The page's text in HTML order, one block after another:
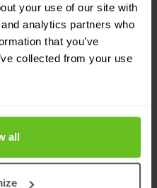
your use of our site with
analytics partners who
that you’ve
collected from your use
all
als technisch experts
Dit betekent
knowhow en
implementeren en